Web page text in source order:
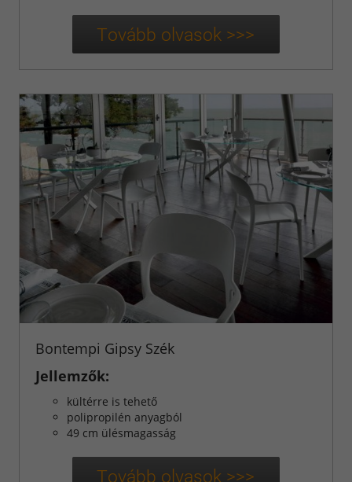
Bontempi Gipsy Szék
Jellemzők:
kültérre is tehető
polipropilén anyagból
49 cm ülésmagasság